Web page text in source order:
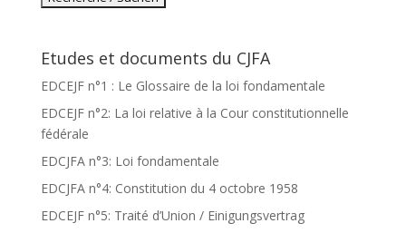
Etudes et documents du CJFA
EDCEJF n°1 : Le Glossaire de la loi fondamentale
EDCEJF n°2: La loi relative à la Cour constitutionnelle
fédérale
EDCJFA n°3: Loi fondamentale
EDCJFA n°4: Constitution du 4 octobre 1958
EDCEJF n°5: Traité d’Union / Einigungsvertrag